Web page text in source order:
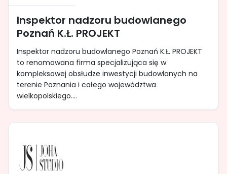
Inspektor nadzoru budowlanego
Poznań K.Ł. PROJEKT
Inspektor nadzoru budowlanego Poznań K.Ł. PROJEKT
to renomowana firma specjalizująca się w
kompleksowej obsłudze inwestycji budowlanych na
terenie Poznania i całego województwa
wielkopolskiego....